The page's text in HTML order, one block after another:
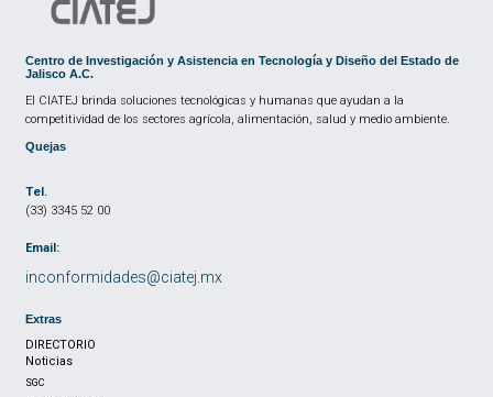
Centro de Investigación y Asistencia en Tecnología y Diseño del Estado de
Jalisco A.C.
El CIATEJ brinda soluciones tecnológicas y humanas que ayudan a la
competitividad de los sectores agrícola, alimentación, salud y medio ambiente.
Quejas
Tel.
(33) 3345 52 00
Email:
inconformidades@ciatej.mx
Extras
DIRECTORIO
Noticias
SGC